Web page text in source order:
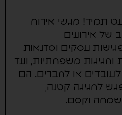
מגשי אירוח
של אירועים
עסקים וסדנאות
משפחתיות, ועד
או לחברים. הם
לחגיגה קטנה,
שמחה וקסם.